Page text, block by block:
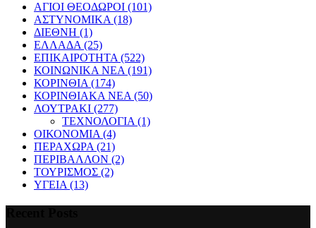
ΑΓΙΟΙ ΘΕΟΔΩΡΟΙ (101)
ΑΣΤΥΝΟΜΙΚΑ (18)
ΔΙΕΘΝΗ (1)
ΕΛΛΑΔΑ (25)
ΕΠΙΚΑΙΡΟΤΗΤΑ (522)
ΚΟΙΝΩΝΙΚΑ ΝΕΑ (191)
ΚΟΡΙΝΘΙΑ (174)
ΚΟΡΙΝΘΙΑΚΑ ΝΕΑ (50)
ΛΟΥΤΡΑΚΙ (277)
ΤΕΧΝΟΛΟΓΙΑ (1)
ΟΙΚΟΝΟΜΙΑ (4)
ΠΕΡΑΧΩΡΑ (21)
ΠΕΡΙΒΑΛΛΟΝ (2)
ΤΟΥΡΙΣΜΟΣ (2)
ΥΓΕΙΑ (13)